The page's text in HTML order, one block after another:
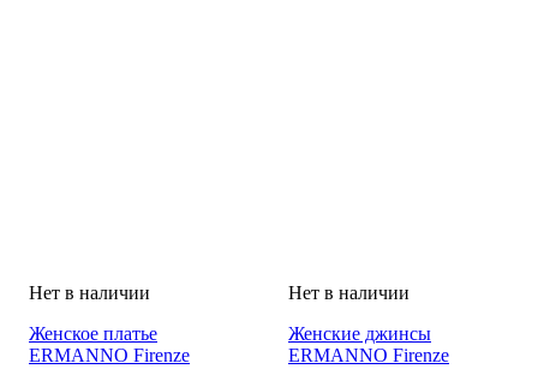
Женское платье
ERMANNO Firenze
Женские джинсы
ERMANNO Firenze